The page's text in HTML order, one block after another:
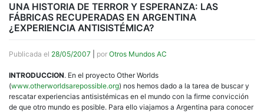
UNA HISTORIA DE TERROR Y ESPERANZA: LAS
FÁBRICAS RECUPERADAS EN ARGENTINA
¿EXPERIENCIA ANTISISTÉMICA?
Publicada el 28/05/2007 por Otros Mundos AC
INTRODUCCION. En el proyecto Other Worlds
(www.otherworldsarepossible.org) nos hemos dado a la tarea de buscar y
rescatar experiencias antisistémicas en el mundo con la firme convicción
de que otro mundo es posible. Para ello viajamos a Argentina para conocer